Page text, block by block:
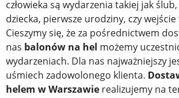
człowieka są wydarzenia takiej jak
dziecka, pierwsze urodziny, czy wejście
Cieszymy się, że za pośrednictwem
nas balonów na hel możemy
wydarzeniach. Dla nas najważniejszy
uśmiech zadowolonego klienta.
helem w Warszawie realizujemy na